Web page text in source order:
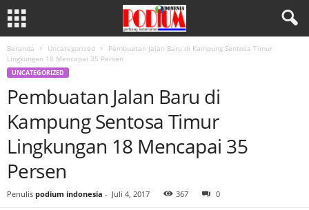
Beranda Uncategorized
Pembuatan Jalan Baru di Kampung Sentosa Timur
Lingkungan 18 Mencapai 35 Persen
UNCATEGORIZED
Pembuatan Jalan Baru di
Kampung Sentosa Timur
Lingkungan 18 Mencapai 35
Persen
Penulis podium indonesia - Juli 4, 2017 367 0